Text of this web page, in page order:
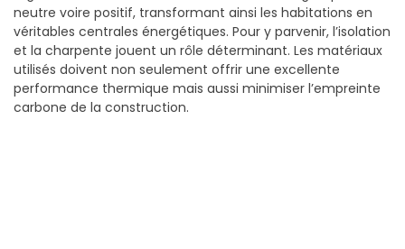
neutre voire positif, transformant ainsi les habitations en
véritables centrales énergétiques. Pour y parvenir, l’isolation
et la charpente jouent un rôle déterminant. Les matériaux
utilisés doivent non seulement offrir une excellente
performance thermique mais aussi minimiser l’empreinte
carbone de la construction.